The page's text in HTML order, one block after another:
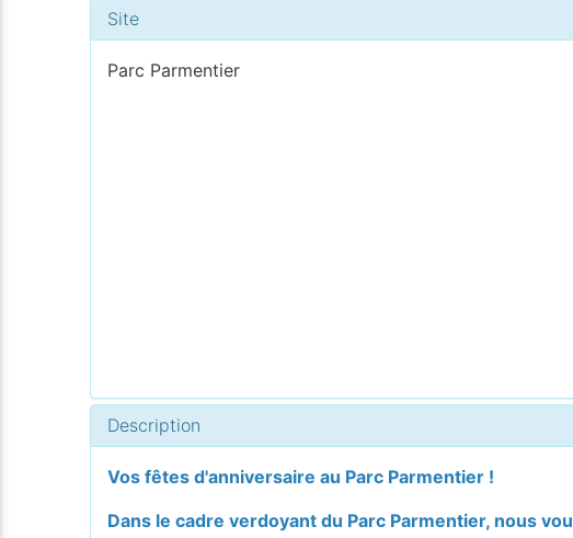
Site
Parc Parmentier
Description
Vos fêtes d'anniversaire au Parc Parmentier !
Dans le cadre verdoyant du Parc Parmentier, nous